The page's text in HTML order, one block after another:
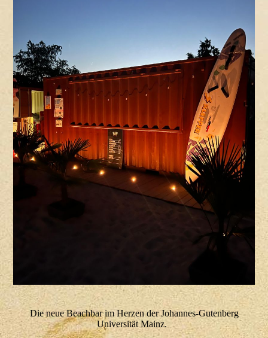
Die neue Beachbar im Herzen der Johannes-Gutenberg
Universität Mainz.